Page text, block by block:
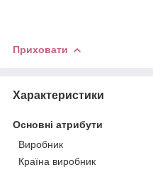
Приховати
Характеристики
Основні атрибути
Виробник
Країна виробник